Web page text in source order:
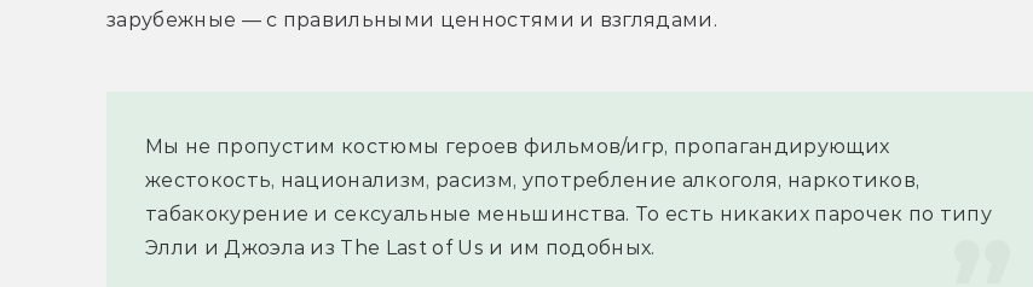
зарубежные — с правильными ценностями и взглядами.
Мы не пропустим костюмы героев фильмов/игр, пропагандирующих
жестокость, национализм, расизм, употребление алкоголя, наркотиков,
табакокурение и сексуальные меньшинства. То есть никаких парочек по типу
Элли и Джоэла из The Last of Us и им подобных.